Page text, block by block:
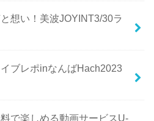
想い！美波JOYINT3/30ラ
ブレポinなんばHach2023
で楽しめる動画サービスU-